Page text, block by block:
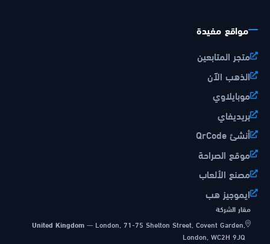
مواقع مفيدة
متجر المتابعين
الذهب الآن
موبايلاوي
بريديفاي
أنشئ QrCode
موقع الصراحة
مصنع الألعاب
ايموجيز هب
مقار الشركة
United Kingdom — London, 71-75 Shelton Street, Covent Garden,
London, WC2H 9JQ